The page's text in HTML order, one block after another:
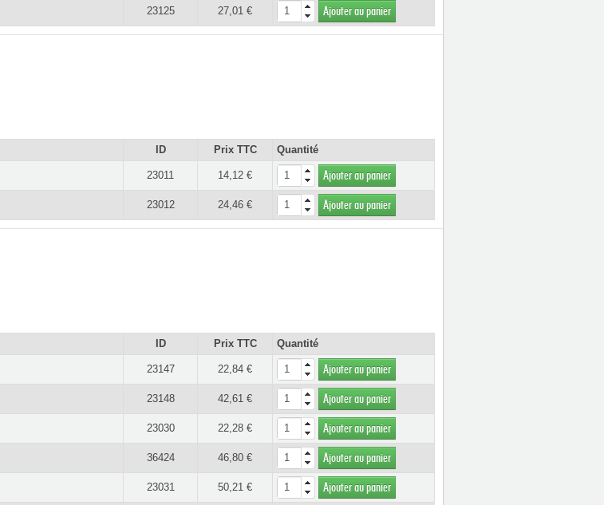
23125 27,01 € Ajouter au panier
ID Prix TTC Quantité
23011 14,12 € Ajouter au panier
23012 24,46 € Ajouter au panier
ID Prix TTC Quantité
23147 22,84 € Ajouter au panier
23148 42,61 € Ajouter au panier
23030 22,28 € Ajouter au panier
36424 46,80 € Ajouter au panier
23031 50,21 € Ajouter au panier